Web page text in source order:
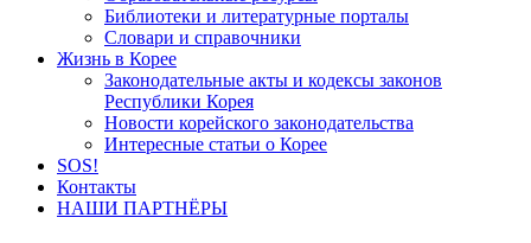
Библиотеки и литературные порталы
Словари и справочники
Жизнь в Корее
Законодательные акты и кодексы законов
Республики Корея
Новости корейского законодательства
Интересные статьи о Корее
SOS!
Контакты
НАШИ ПАРТНЁРЫ